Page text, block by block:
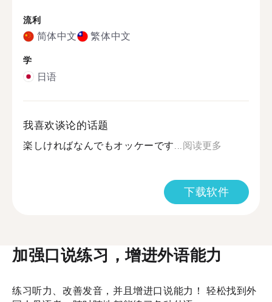
流利
简体中文 繁体中文
学
日语
我喜欢谈论的话题
楽しければなんでもオッケーです... 阅读更多
下载软件
加强口说练习，增进外语能力
练习听力、改善发音，并且增进口说能力！ 轻松找到外